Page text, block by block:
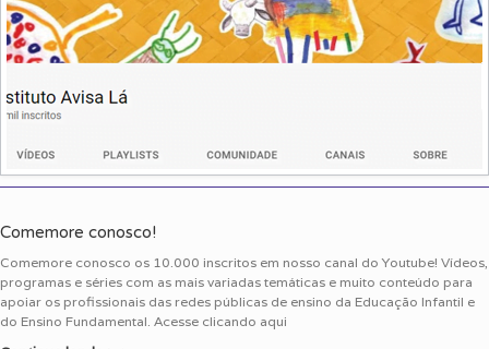
Comemore conosco!
Comemore conosco os 10.000 inscritos em nosso canal do Youtube! Vídeos,
programas e séries com as mais variadas temáticas e muito conteúdo para
apoiar os profissionais das redes públicas de ensino da Educação Infantil e
do Ensino Fundamental. Acesse clicando aqui